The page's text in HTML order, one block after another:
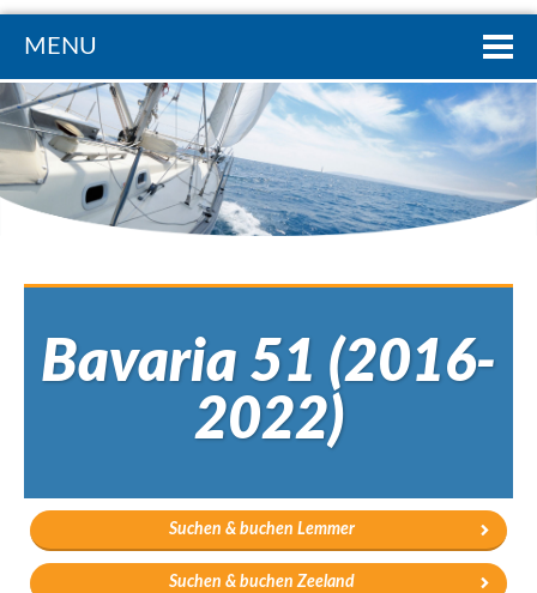
MENU
Bavaria 51 (2016-
2022)
Suchen & buchen Lemmer
Suchen & buchen Zeeland